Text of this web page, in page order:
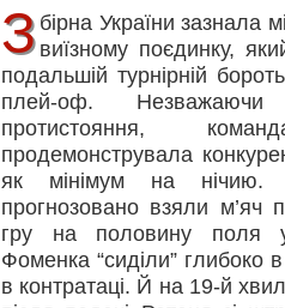
З бірна України зазнала
виїзному поєдинку,
подальшій турнірній
плей-оф.
протистояння,
продемонструвала
як мінімум на нічию.
прогнозовано взяли м’яч
гру на половину поля
Фоменка “сиділи” глибоко
в контратаці. Й на 19-й